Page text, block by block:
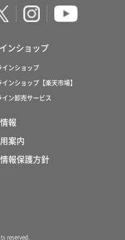
ンショップ
インショップ
インショップ【楽天市場】
イン卸売サービス
報
案内
報保護方針
reserved.